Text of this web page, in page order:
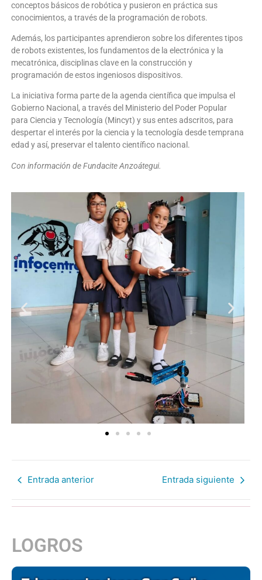
conceptos básicos de robótica y pusieron en práctica sus
conocimientos, a través de la programación de robots.
Además, los participantes aprendieron sobre los diferentes tipos
de robots existentes, los fundamentos de la electrónica y la
mecatrónica, disciplinas clave en la construcción y
programación de estos ingeniosos dispositivos.
La iniciativa forma parte de la agenda científica que impulsa el
Gobierno Nacional, a través del Ministerio del Poder Popular
para Ciencia y Tecnología (Mincyt) y sus entes adscritos, para
despertar el interés por la ciencia y la tecnología desde temprana
edad y así, preservar el talento científico nacional.
Con información de Fundacite Anzoátegui.
Entrada anterior Entrada siguiente
LOGROS